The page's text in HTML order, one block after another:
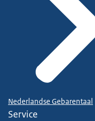
Nederlandse Gebarentaal
Service